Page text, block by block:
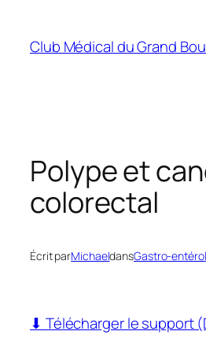
contenu
Club Médical du Grand
Polype et
colorectal
Écrit parMichaeldansGastro-
⬇ Télécharger le support